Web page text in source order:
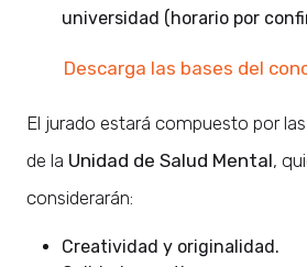
universidad (horario por
Descarga las bases del
El jurado estará compuesto por
de la Unidad de Salud Mental,
considerarán:
Creatividad y originalidad.